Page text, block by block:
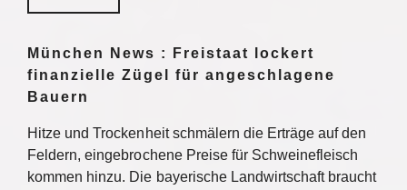
München News : Freistaat lockert
finanzielle Zügel für angeschlagene
Bauern
Hitze und Trockenheit schmälern die Erträge auf den
Feldern, eingebrochene Preise für Schweinefleisch
kommen hinzu. Die bayerische Landwirtschaft braucht